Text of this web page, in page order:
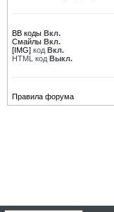
BB коды Вкл.
Смайлы Вкл.
[IMG] код Вкл.
HTML код Выкл.
Правила форума